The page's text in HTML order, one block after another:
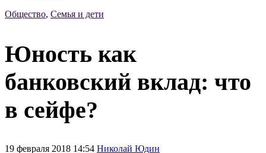
Общество, Семья и дети
Юность как
банковский вклад: что
в сейфе?
19 февраля 2018 14:54 Николай Юдин